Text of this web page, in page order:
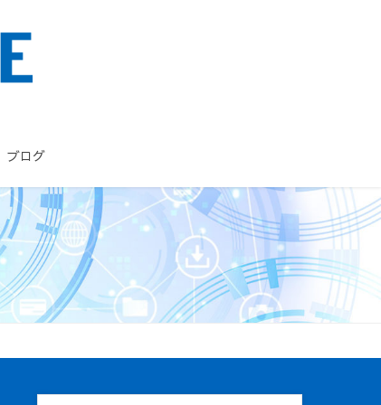
ブログ